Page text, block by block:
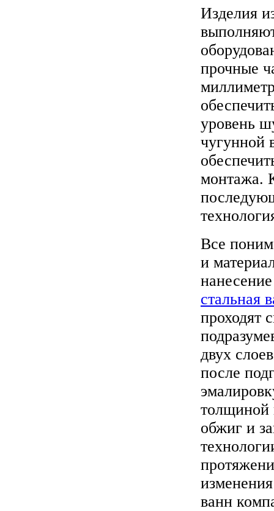
Изделия
прочные
уровень
чугунной
монтажа.
Все
и
стальная
проходят
двух
после
толщиной
обжиг и
ванн